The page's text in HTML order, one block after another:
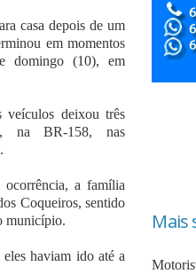
casa depois de um
em momentos
domingo (10), em
veículos deixou três
na BR-158, nas
ocorrência, a família
Coqueiros, sentido
município.
haviam ido até a
Mais